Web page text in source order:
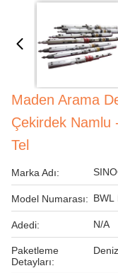
Maden Arama
Çekirdek Namlu
Tel
Marka Adı:
Model Numarası: BWL
Adedi: N/A
Paketleme
Detayları: